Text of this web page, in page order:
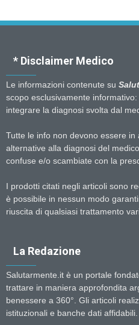
* Disclaimer Medico
Le informazioni contenute su
scopo esclusivamente
integrare la diagnosi svolta dal
Tutte le info non devono essere
alternative alla diagnosi del
confuse e/o scambiate con la
I prodotti citati negli articoli sono
è possibile in nessun modo
riuscita di qualsiasi trattamento
La Redazione
Salutarmente.it è un portale
trattare in maniera approfondita
benessere a 360°. Gli articoli
istituzionali e banche dati affidabili.